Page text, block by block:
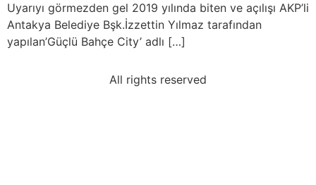
Uyarıyı görmezden gel 2019 yılında biten ve açılışı AKP’li
Antakya Belediye Bşk.İzzettin Yılmaz tarafından
yapılan’Güçlü Bahçe City’ adlı […]
All rights reserved